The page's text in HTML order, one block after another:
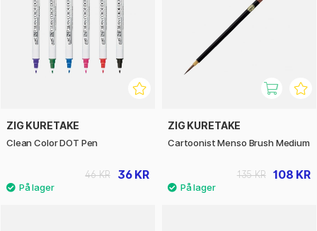
ZIG KURETAKE
Clean Color DOT Pen
36 KR
46 KR
ZIG KURETAKE
Cartoonist Menso Brush Medium
108 KR
135 KR